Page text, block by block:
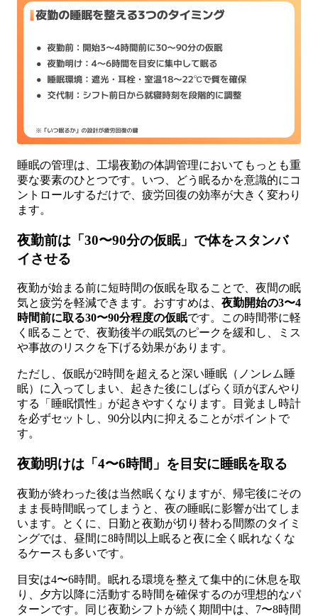
睡眠の管理は、工場夜勤の体調管理においてもっとも重
要な要素のひとつです。いつ、どう眠るかを意識的にコ
ントロールするだけで、疲労回復の効率が大きく変わり
ます。
夜勤前は「30〜90分の仮眠」で体をスタンバ
イさせる
夜勤が始まる前に短時間の仮眠を取ることで、夜間の眠
気と疲労を軽減できます。おすすめは、 夜勤開始の3〜4
時間前に取る30〜90分程度の仮眠です。この時間帯に軽
く眠ることで、夜勤後半の眠気のピークを緩和し、ミス
や事故のリスクを下げる効果があります。
ただし、仮眠が2時間を超えると深い睡眠（ノンレム睡
眠）に入ってしまい、起きた後にしばらく頭がぼんやり
する「睡眠慣性」が起きやすくなります。目覚まし時計
を必ずセットし、90分以内に抑えることがポイントで
す。
夜勤明けは「4〜6時間」を目安に睡眠を取る
夜勤が終わった後は当然眠くなりますが、帰宅後にその
まま長時間眠ってしまうと、夜の睡眠に影響が出てしま
います。とくに、日勤と夜勤が切り替わる間際のタイミ
ングでは、昼間に8時間以上眠ると夜に全く眠れなくな
るケースも多いです。
目安は4〜6時間。眠れる環境を整えて集中的に休息を取
り、夕方以降に活動する時間を確保するのが理想的なパ
ターンです。同じ夜勤シフトが続く期間中は、7〜8時間